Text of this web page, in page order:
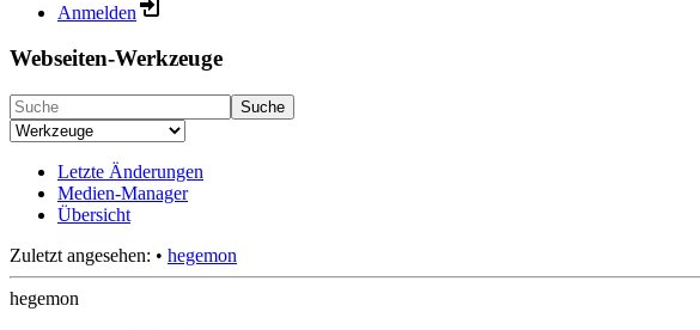
Anmelden
Webseiten-Werkzeuge
Suche
Letzte Änderungen
Medien-Manager
Übersicht
Zuletzt angesehen: • hegemon
hegemon